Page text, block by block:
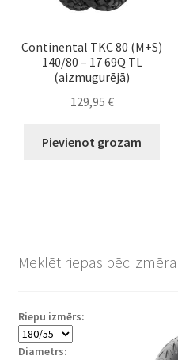
Continental TKC 80 (M+S)
140/80 – 17 69Q TL
(aizmugurējā)
129,95 €
Pievienot grozam
Meklēt riepas pēc izmēra
Riepu izmērs:
Diametrs: